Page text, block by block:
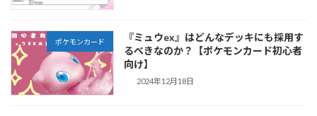
ポケモンカード
『ミュウex』はどんなデッキにも採用す
るべきなのか？【ポケモンカード初心者
向け】
2024年12月18日